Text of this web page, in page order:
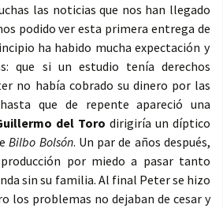
las noticias que nos han llegado
podido ver esta primera entrega de
ha habido mucha expectación y
que si un estudio tenía derechos
no había cobrado su dinero por las
que de repente apareció una
del Toro dirigiría un díptico
Bilbo Bolsón. Un par de años después,
por miedo a pasar tanto
sin su familia. Al final Peter se hizo
los problemas no dejaban de cesar y